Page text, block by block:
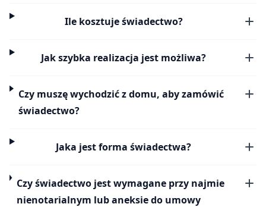
Ile kosztuje świadectwo?
Jak szybka realizacja jest możliwa?
Czy muszę wychodzić z domu, aby zamówić
świadectwo?
Jaka jest forma świadectwa?
Czy świadectwo jest wymagane przy najmie
nienotarialnym lub aneksie do umowy